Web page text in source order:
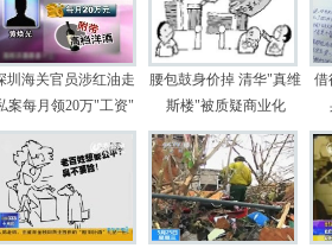
圳海关官员涉红油走
案每月领20万"工资"
腰包鼓身价掉 清华"真维
斯楼"被质疑商业化
借